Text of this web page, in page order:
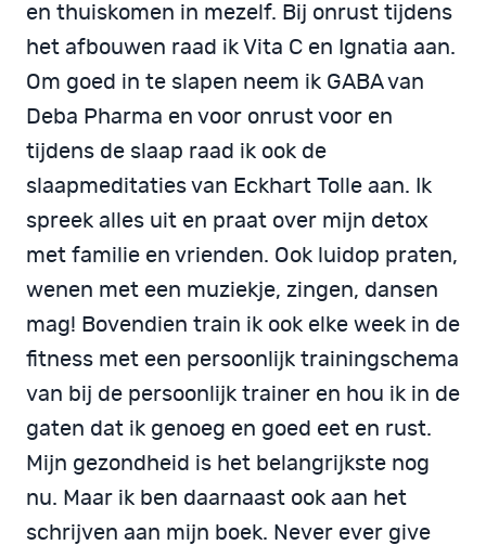
en thuiskomen in mezelf. Bij onrust tijdens
het afbouwen raad ik Vita C en Ignatia aan.
Om goed in te slapen neem ik GABA van
Deba Pharma en voor onrust voor en
tijdens de slaap raad ik ook de
slaapmeditaties van Eckhart Tolle aan. Ik
spreek alles uit en praat over mijn detox
met familie en vrienden. Ook luidop praten,
wenen met een muziekje, zingen, dansen
mag! Bovendien train ik ook elke week in de
fitness met een persoonlijk trainingschema
van bij de persoonlijk trainer en hou ik in de
gaten dat ik genoeg en goed eet en rust.
Mijn gezondheid is het belangrijkste nog
nu. Maar ik ben daarnaast ook aan het
schrijven aan mijn boek. Never ever give